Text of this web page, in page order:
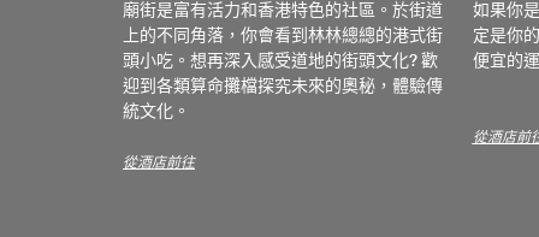
廟街是富有活力和香港特色的社區。於街道
上的不同角落，你會看到林林總總的港式街
頭小吃。想再深入感受道地的街頭文化? 歡
迎到各類算命攤檔探究未來的奧秘，體驗傳
統文化。
從酒店前往
如果你
定是你
便宜的
從酒店前